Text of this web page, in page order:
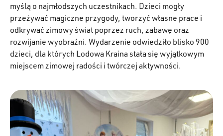
myślą o najmłodszych uczestnikach. Dzieci mogły
przeżywać magiczne przygody, tworzyć własne prace i
odkrywać zimowy świat poprzez ruch, zabawę oraz
rozwijanie wyobraźni. Wydarzenie odwiedziło blisko 900
dzieci, dla których Lodowa Kraina stała się wyjątkowym
miejscem zimowej radości i twórczej aktywności.